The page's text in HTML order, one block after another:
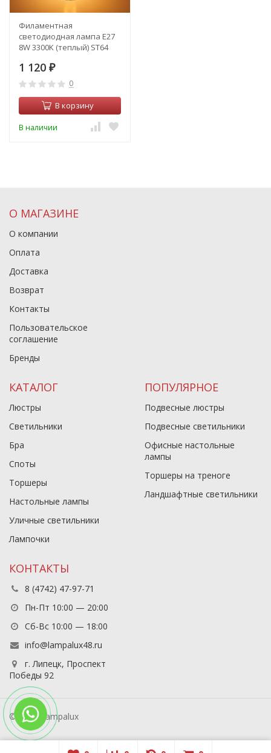
Филаментная
светодиодная лампа Е27
8W 3300K (теплый) ST64
(a048391)
1 120 ₽
0
В корзину
В наличии
О МАГАЗИНЕ
О компании
Оплата
Доставка
Возврат
Контакты
Пользовательское
соглашение
Бренды
КАТАЛОГ
Люстры
Светильники
Бра
Споты
Торшеры
Настольные лампы
Уличные светильники
Лампочки
ПОПУЛЯРНОЕ
Подвесные люстры
Подвесные светильники
Офисные настольные
лампы
Торшеры на треноге
Ландшафтные светильники
КОНТАКТЫ
8 (4742) 47-97-71
Пн-Пт 10:00 — 20:00
Сб-Вс 10:00 — 18:00
info@lampalux48.ru
г. Липецк, Проспект
Победы 92
© 2026 Lampalux